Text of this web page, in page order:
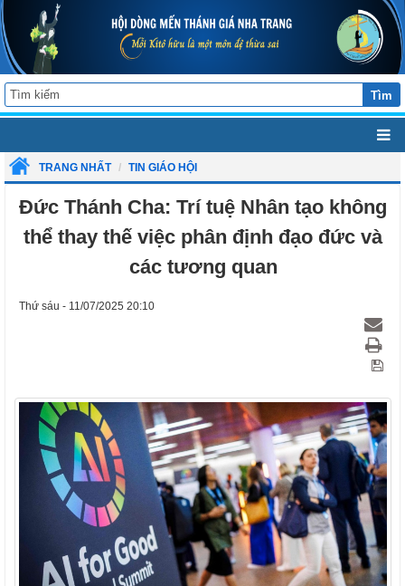
Tìm
TRANG NHẤT TIN GIÁO HỘI
Đức Thánh Cha: Trí tuệ Nhân tạo không
thể thay thế việc phân định đạo đức và
các tương quan
Thứ sáu - 11/07/2025 20:10